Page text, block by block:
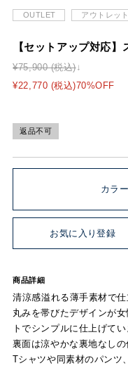
OUTLET アウトレット
【セットアップ対応
¥75,900 (税込)
¥22,770 (税込)70%OFF
返品不可
カラ
お気に入り登録
商品詳細
清涼感溢れる薄手素材で
丸みを帯びたデザインが
トでシンプルに仕上げてい
裏面は涼やかな裏地なしの
Tシャツや同素材のパンツ